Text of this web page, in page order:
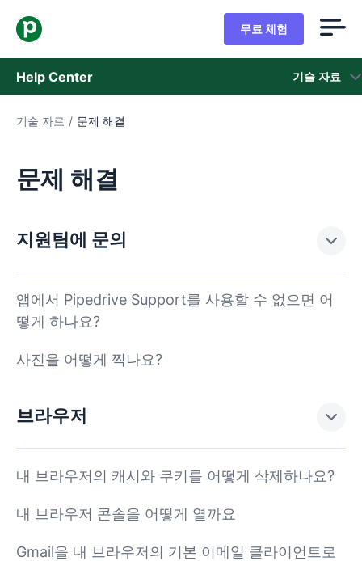
무료 체험
Help Center 기술 자료
기술 자료
기술 자료 / 문제 해결
문제 해결
지원팀에 문의
앱에서 Pipedrive Support를 사용할 수 없으면 어
떻게 하나요?
사진을 어떻게 찍나요?
브라우저
내 브라우저의 캐시와 쿠키를 어떻게 삭제하나요?
내 브라우저 콘솔을 어떻게 열까요
Gmail을 내 브라우저의 기본 이메일 클라이언트로